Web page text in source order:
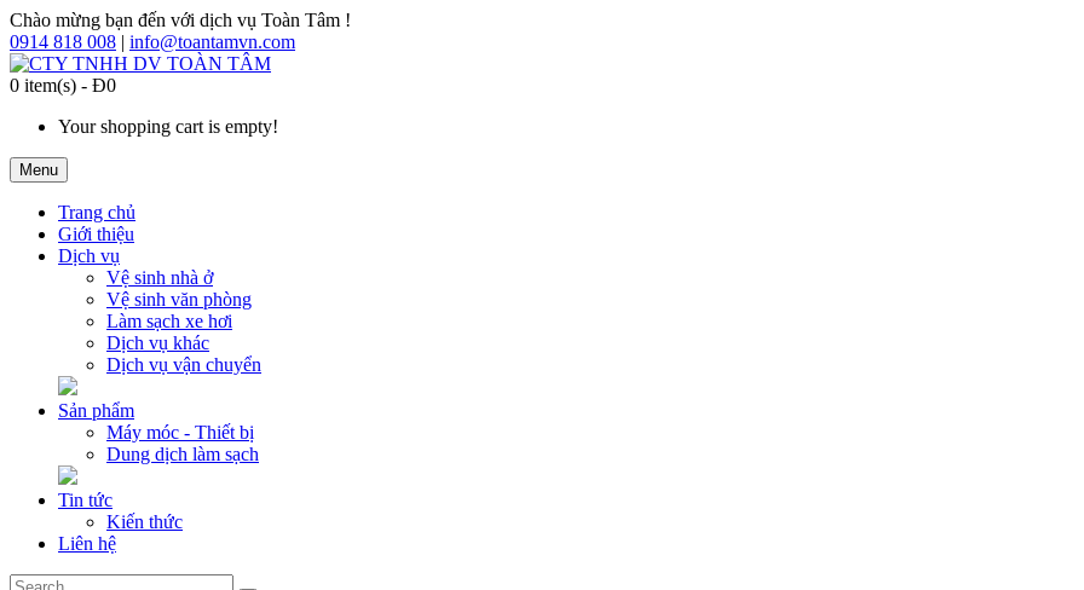
Chào mừng bạn đến với dịch vụ Toàn Tâm !
0914 818 008 | info@toantamvn.com
0 item(s) - Đ0
Your shopping cart is empty!
Menu
Trang chủ
Giới thiệu
Dịch vụ
Vệ sinh nhà ở
Vệ sinh văn phòng
Làm sạch xe hơi
Dịch vụ khác
Dịch vụ vận chuyển
Sản phẩm
Máy móc - Thiết bị
Dung dịch làm sạch
Tin tức
Kiến thức
Liên hệ